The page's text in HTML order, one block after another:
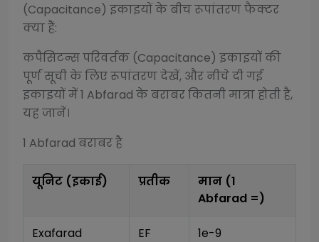
(Capacitance) इकाइयों के बीच रूपांतरण फैक्टर
क्या हैं:
कपैसिटन्स परिवर्तक (Capacitance) इकाइयों की
पूर्ण सूची के लिए रूपांतरण देखें, और नीचे दी गई
इकाइयों में 1 Abfarad के बराबर कितनी मात्रा होती है,
यह जानें।
1 Abfarad बराबर है
यूनिट (इकाई) प्रतीक
मान (1
Abfarad =)
Exafarad EF 1e-9